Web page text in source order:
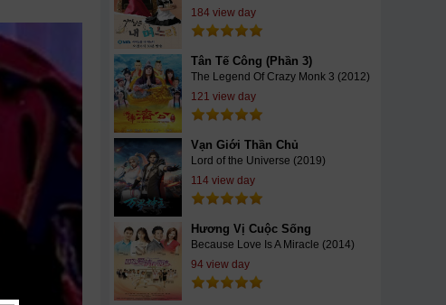
184 view day
Tân Tế Công (Phần 3)
The Legend Of Crazy Monk 3 (2012)
121 view day
Vạn Giới Thần Chủ
Lord of the Universe (2019)
114 view day
Hương Vị Cuộc Sống
Because Love Is A Miracle (2014)
94 view day